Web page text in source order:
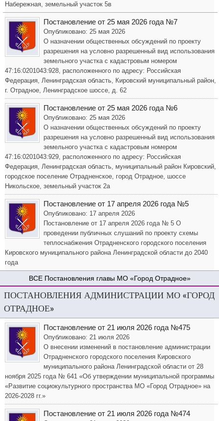
Набережная, земельный участок 5в
Постановление от 25 мая 2026 года №7
Опубликовано: 25 мая 2026
О назначении общественных обсуждений по проекту
разрешения на условно разрешенный вид использования
земельного участка с кадастровым номером
47:16:0201043:928, расположенного по адресу: Российская
Федерация, Ленинградская область, Кировский муниципальный район,
г. Отрадное, Ленинградское шоссе, д. 62
Постановление от 25 мая 2026 года №6
Опубликовано: 25 мая 2026
О назначении общественных обсуждений по проекту
разрешения на условно разрешенный вид использования
земельного участка с кадастровым номером
47:16:0201043:929, расположенного по адресу: Российская
Федерация, Ленинградская область, муниципальный район Кировский,
городское поселение Отрадненское, город Отрадное, шоссе
Никольское, земельный участок 2а
Постановление от 17 апреля 2026 года №5
Опубликовано: 17 апреля 2026
Постановление от 17 апреля 2026 года № 5 О
проведении публичных слушаний по проекту схемы
теплоснабжения Отрадненского городского поселения
Кировского муниципального района Ленинградской области до 2040
года
Постановления главы МО «Город Отрадное»
ПОСТАНОВЛЕНИЯ АДМИНИСТРАЦИИ МО «ГОРОД
ОТРАДНОЕ»
Постановление от 21 июля 2026 года №475
Опубликовано: 21 июля 2026
О внесении изменений в постановление администрации
Отрадненского городского поселения Кировского
муниципального района Ленинградской области от 28
ноября 2025 года № 641 «Об утверждении муниципальной программы
«Развитие социокультурного пространства МО «Город Отрадное» на
2026-2028 гг.»
Постановление от 21 июля 2026 года №474